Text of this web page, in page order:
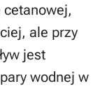
ale przy
jest
wodnej w